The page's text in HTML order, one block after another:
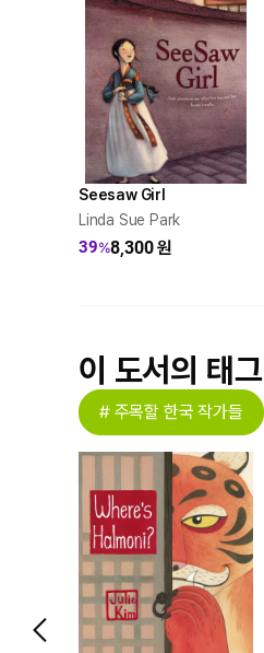
Seesaw Girl
Linda Sue Park
39%8,300원
이 도서의 태그
# 주목할 한국 작가들